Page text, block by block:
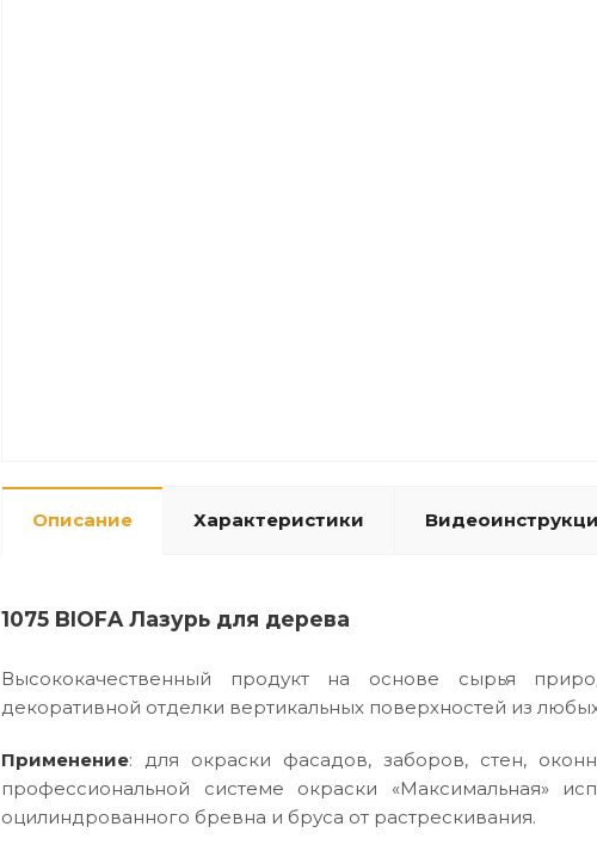
Описание Характеристики
1075 BIOFA Лазурь для дерева
Высококачественный продукт на основе сырья
декоративной отделки вертикальных поверхностей из
Применение: для окраски фасадов, заборов, стен,
профессиональной системе окраски «Максимальная»
оцилиндрованного бревна и бруса от растрескивания.